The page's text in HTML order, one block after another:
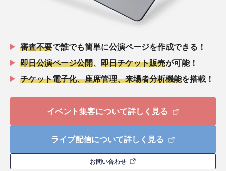
審査不要で誰でも簡単に公演ページを作成できる！
即日公演ページ公開
即日チケット販売が可能！
チケット電子化、座席管理、来場者分析機能を搭載！
イベント集客について詳しく見る
ライブ配信について詳しく見る
お問い合わせ